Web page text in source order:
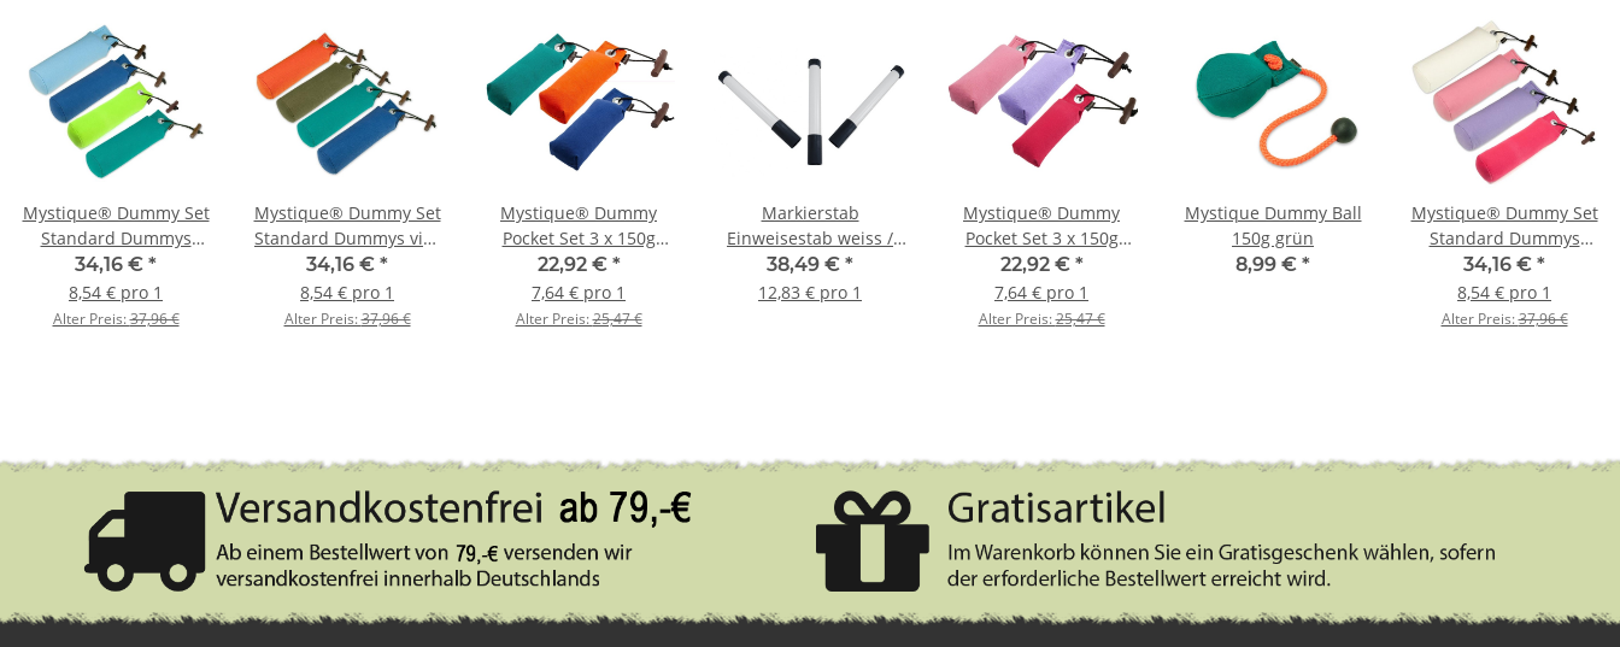
Mystique® Dummy Set
Standard Dummys
Jungsfarben 4 x 500g
4Stk.
34,16 € *
8,54 € pro 1
Alter Preis:37,96 €
Mystique® Dummy Set
Standard Dummys vier
Farben 4 x 500g 4Stk.
34,16 € *
8,54 € pro 1
Alter Preis:37,96 €
Mystique® Dummy
Pocket Set 3 x 150g
grün, orange, blau
22,92 € *
7,64 € pro 1
Alter Preis:25,47 €
Markierstab
Einweisestab weiss /
schwarz im Set 3 Stück
38,49 € *
12,83 € pro 1
Mystique® Dummy
Pocket Set 3 x 150g
pink, lila, hot pink
22,92 € *
7,64 € pro 1
Alter Preis:25,47 €
Mystique Dummy Ball
150g grün
8,99 € *
Mystique® Dummy Set
Standard Dummys
Mädchenfarben 4 x
500g 4Stk.
34,16 € *
8,54 € pro 1
Alter Preis:37,96 €